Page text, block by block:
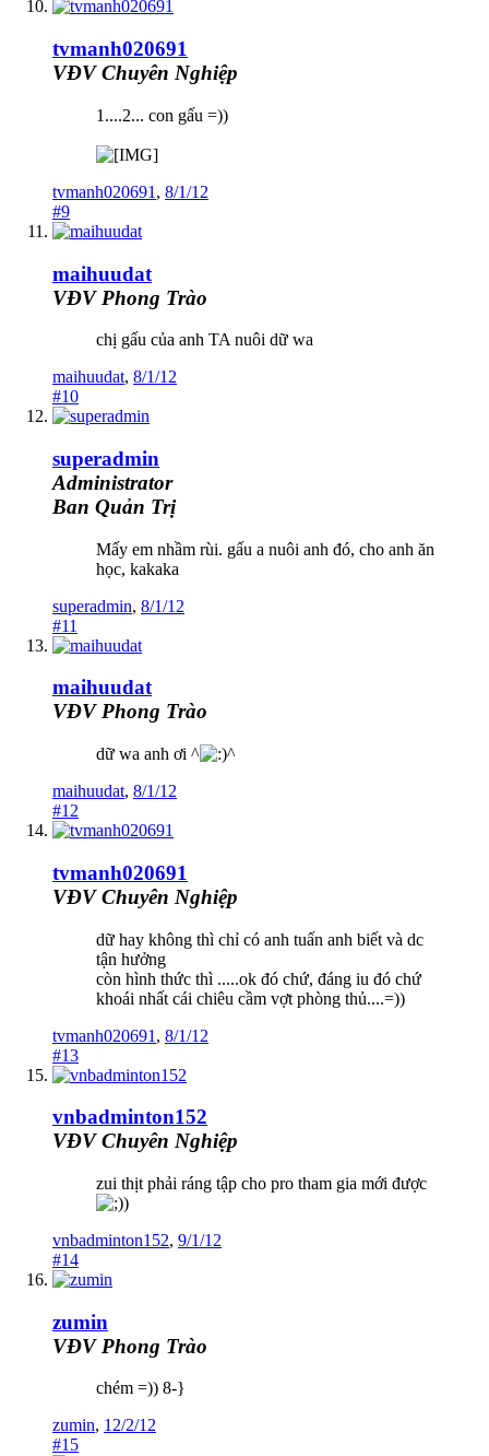
tvmanh020691
VĐV Chuyên Nghiệp
1....2... con gấu =))
tvmanh020691 , 8/1/12
#9
maihuudat
VĐV Phong Trào
chị gấu của anh TA nuôi dữ wa
maihuudat, 8/1/12
#10
superadmin
Administrator
Ban Quản Trị
Mấy em nhầm rùi. gấu a nuôi anh đó, cho anh ăn
học, kakaka
superadmin, 8/1/12
#11
maihuudat
VĐV Phong Trào
dữ wa anh ơi ^
^
maihuudat, 8/1/12
#12
tvmanh020691
VĐV Chuyên Nghiệp
dữ hay không thì chỉ có anh tuấn anh biết và dc
tận hưởng
còn hình thức thì .....ok đó chứ, đáng iu đó chứ
khoái nhất cái chiêu cầm vợt phòng thủ....=))
tvmanh020691 , 8/1/12
#13
vnbadminton152
VĐV Chuyên Nghiệp
zui thịt phải ráng tập cho pro tham gia mới được
)
vnbadminton152, 9/1/12
#14
zumin
VĐV Phong Trào
chém =)) 8-}
zumin, 12/2/12
#15